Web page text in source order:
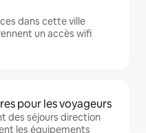
dans cette ville
un accès wifi
pour les voyageurs
des séjours direction
les équipements